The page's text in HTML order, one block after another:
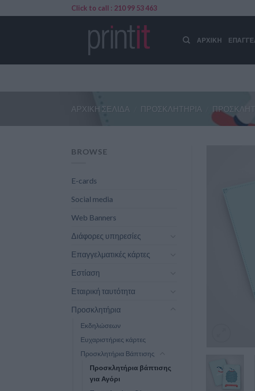
to
Click to call : 210 99 53 463
ΑΡΧΙΚΗ
ΑΡΧΙΚΉ ΣΕΛΊΔΑ ΠΡΟΣΚΛΗΤΉΡΙΑ
BROWSE
E-cards
Social media
Web Banners
Διάφορες υπηρεσίες
Επαγγελματικές κάρτες
Εστίαση
Εταιρική ταυτότητα
Προσκλητήρια
Εκδηλώσεων
Ευχαριστήριες κάρτες
Προσκλητήρια Βάπτισης
Προσκλητήρια βάπτισης
για Αγόρι